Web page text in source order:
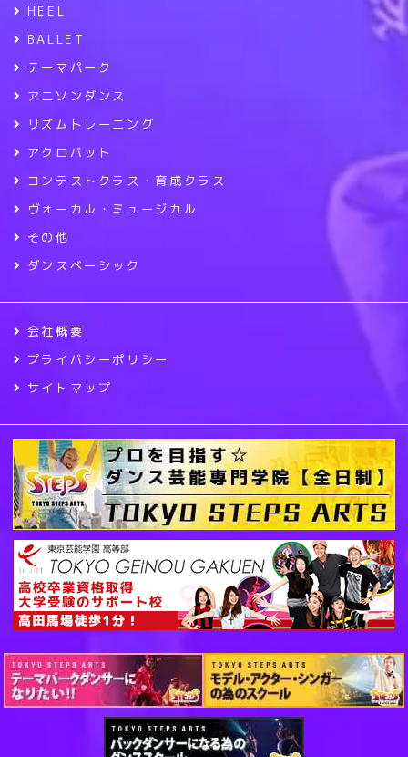
HEEL
BALLET
テーマパーク
アニソンダンス
リズムトレーニング
アクロバット
コンテストクラス・育成クラス
ヴォーカル・ミュージカル
その他
ダンスベーシック
会社概要
プライバシーポリシー
サイトマップ